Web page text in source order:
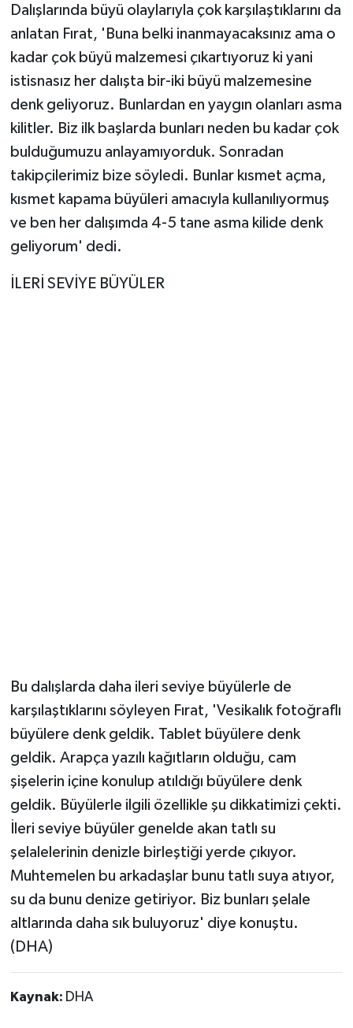
Dalışlarında büyü olaylarıyla çok karşılaştıklarını da
anlatan Fırat, 'Buna belki inanmayacaksınız ama o
kadar çok büyü malzemesi çıkartıyoruz ki yani
istisnasız her dalışta bir-iki büyü malzemesine
denk geliyoruz. Bunlardan en yaygın olanları asma
kilitler. Biz ilk başlarda bunları neden bu kadar çok
bulduğumuzu anlayamıyorduk. Sonradan
takipçilerimiz bize söyledi. Bunlar kısmet açma,
kısmet kapama büyüleri amacıyla kullanılıyormuş
ve ben her dalışımda 4-5 tane asma kilide denk
geliyorum' dedi.
İLERİ SEVİYE BÜYÜLER
Bu dalışlarda daha ileri seviye büyülerle de
karşılaştıklarını söyleyen Fırat, 'Vesikalık fotoğraflı
büyülere denk geldik. Tablet büyülere denk
geldik. Arapça yazılı kağıtların olduğu, cam
şişelerin içine konulup atıldığı büyülere denk
geldik. Büyülerle ilgili özellikle şu dikkatimizi çekti.
İleri seviye büyüler genelde akan tatlı su
şelalelerinin denizle birleştiği yerde çıkıyor.
Muhtemelen bu arkadaşlar bunu tatlı suya atıyor,
su da bunu denize getiriyor. Biz bunları şelale
altlarında daha sık buluyoruz' diye konuştu.
(DHA)
Kaynak: DHA